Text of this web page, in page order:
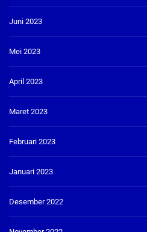
Juni 2023
Mei 2023
April 2023
Maret 2023
Februari 2023
Januari 2023
Desember 2022